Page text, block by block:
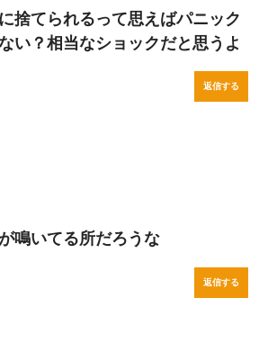
捨てられるって思えばパニック
い？相当なショックだと思うよ
返信する
鳴いてる所だろうな
返信する